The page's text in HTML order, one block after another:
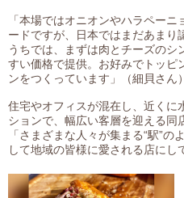
「本場ではオニオンやハラペー
ードですが、日本ではまだあまり
うちでは、まずは肉とチーズの
すい価格で提供。お好みでトッピ
ンをつくっています」（細貝さん
住宅やオフィスが混在し、近くに
ションで、幅広い客層を迎える同
「さまざまな人々が集まる“駅”
して地域の皆様に愛される店にし